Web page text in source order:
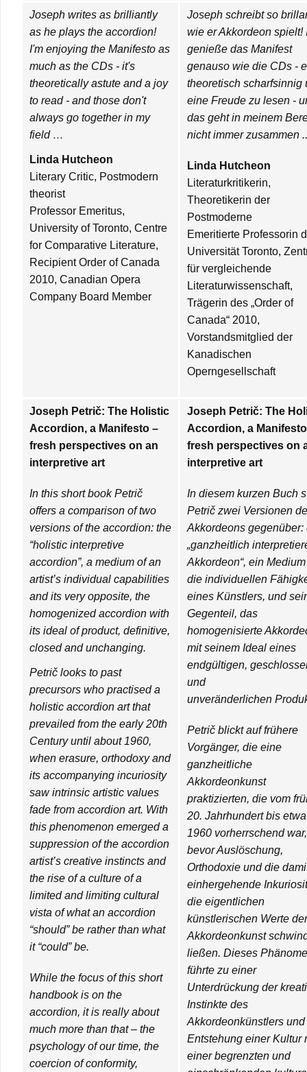
Joseph writes as brilliantly
as he plays the accordion!
I'm enjoying the Manifesto as
much as the CDs - it's
theoretically astute and a joy
to read - and those don't
always go together in my
field …
Linda Hutcheon
Literary Critic, Postmodern
theorist
Professor Emeritus,
University of Toronto, Centre
for Comparative Literature,
Recipient Order of Canada
2010, Canadian Opera
Company Board Member
Joseph schreibt so
wie er Akkordeon spielt!
genieße das Manifest
genauso wie die CDs -
theoretisch scharfsinnig
eine Freude zu lesen -
das geht in meinem
nicht immer zusammen
Linda Hutcheon
Literaturkritikerin,
Theoretikerin der
Postmoderne
Emeritierte Professorin
Universität Toronto,
für vergleichende
Literaturwissenschaft,
Trägerin des „Order of
Canada“ 2010,
Vorstandsmitglied der
Kanadischen
Operngesellschaft
Joseph Petrič: The Holistic
Accordion, a Manifesto –
fresh perspectives on an
interpretive art
In this short book Petrič
offers a comparison of two
versions of the accordion: the
“holistic interpretive
accordion”, a medium of an
artist’s individual capabilities
and its very opposite, the
homogenized accordion with
its ideal of product, definitive,
closed and unchanging.
Petrič looks to past
precursors who practised a
holistic accordion art that
prevailed from the early 20th
Century until about 1960,
when erasure, orthodoxy and
its accompanying incuriosity
saw intrinsic artistic values
fade from accordion art. With
this phenomenon emerged a
suppression of the accordion
artist’s creative instincts and
the rise of a culture of a
limited and limiting cultural
vista of what an accordion
“should” be rather than what
it “could” be.
While the focus of this short
handbook is on the
accordion, it is really about
much more than that – the
psychology of our time, the
coercion of conformity,
Joseph Petrič: The
Accordion, a
fresh perspectives on
interpretive art
In diesem kurzen Buch
Petrič zwei Versionen
Akkordeons gegenüber:
„ganzheitlich
Akkordeon“, ein
die individuellen
eines Künstlers, und
Gegenteil, das
homogenisierte
mit seinem Ideal eines
endgültigen,
und
unveränderlichen
Petrič blickt auf frühere
Vorgänger, die eine
ganzheitliche
Akkordeonkunst
praktizierten, die vom
20. Jahrhundert bis etwa
1960 vorherrschend war,
bevor Auslöschung,
Orthodoxie und die
einhergehende
die eigentlichen
künstlerischen Werte der
Akkordeonkunst
ließen. Dieses
führte zu einer
Unterdrückung der
Instinkte des
Akkordeonkünstlers und
Entstehung einer Kultur
einer begrenzten und